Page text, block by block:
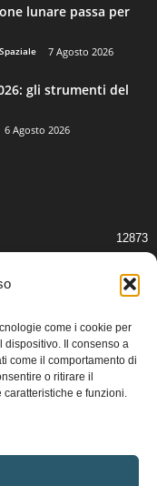
come i cookie per
dispositivo. Il consenso a
come il comportamento di
o ritirare il
e funzioni.
lunare passa per
7 Agosto 2026
gli strumenti del
6 Agosto 2026
12873
2411